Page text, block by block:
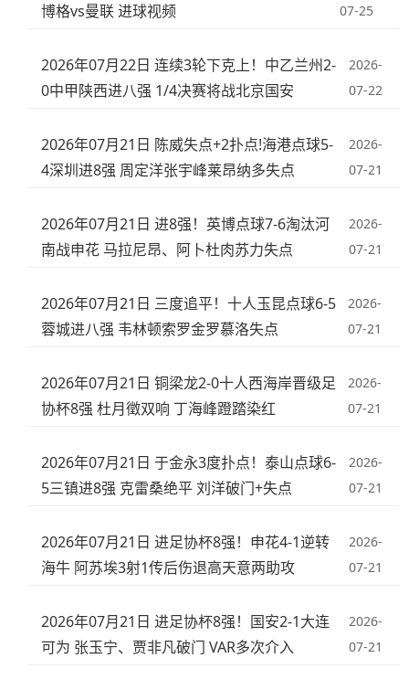
博格vs曼联 进球视频
07-25
2026年07月22日 连续3轮下克上！中乙兰州2-
0中甲陕西进八强 1/4决赛将战北京国安
2026-
07-22
2026年07月21日 陈威失点+2扑点!海港点球5-
4深圳进8强 周定洋张宇峰莱昂纳多失点
2026-
07-21
2026年07月21日 进8强！英博点球7-6淘汰河
南战申花 马拉尼昂、阿卜杜肉苏力失点
2026-
07-21
2026年07月21日 三度追平！十人玉昆点球6-5
蓉城进八强 韦林顿索罗金罗慕洛失点
2026-
07-21
2026年07月21日 铜梁龙2-0十人西海岸晋级足
协杯8强 杜月徵双响 丁海峰蹬踏染红
2026-
07-21
2026年07月21日 于金永3度扑点！泰山点球6-
5三镇进8强 克雷桑绝平 刘洋破门+失点
2026-
07-21
2026年07月21日 进足协杯8强！申花4-1逆转
海牛 阿苏埃3射1传后伤退高天意两助攻
2026-
07-21
2026年07月21日 进足协杯8强！国安2-1大连
可为 张玉宁、贾非凡破门 VAR多次介入
2026-
07-21